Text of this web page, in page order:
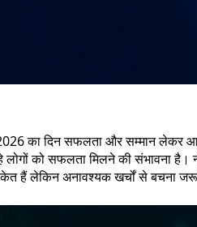
का दिन सफलता और सम्मान लेकर
लोगों को सफलता मिलने की संभावना
हैं लेकिन अनावश्यक खर्चों से बचना